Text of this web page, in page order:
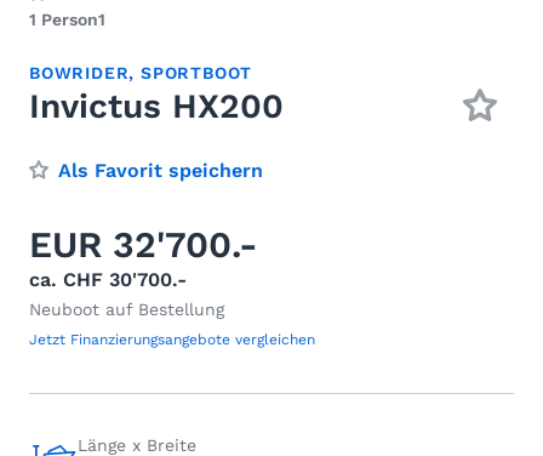
1 Person1
BOWRIDER,SPORTBOOT
Invictus HX200
Als Favorit speichern
EUR 32'700.-
ca. CHF 30'700.-
Neuboot auf Bestellung
Jetzt Finanzierungsangebote vergleichen
Länge x Breite